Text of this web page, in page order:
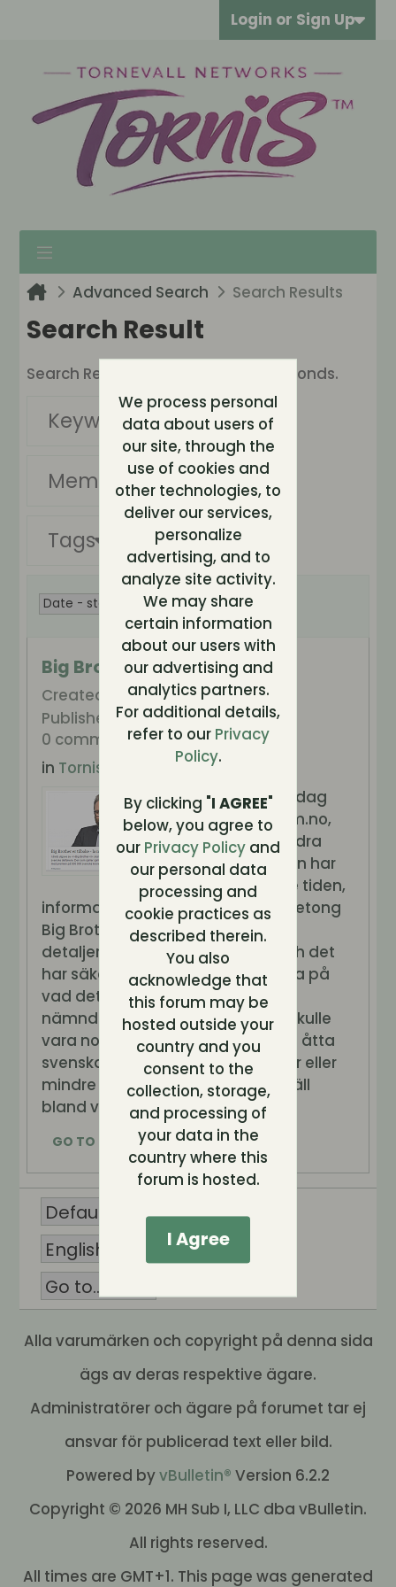
Login or Sign Up
Advanced Search Search Results
Search Result
Search Results: 1 result in 0.0053 seconds.
Keywords
Members
Tags läckor
Big Brother läcker igen!
Created by:
Tornevall
Published: 2015-09-16, 21:35
0 comments
in Tornis Reborn
Strax efter lunch idag
presenterade fem.no,
likväl som alla andra
massmedia redan har
gjort den senaste tiden,
information om höstens stora följetong
Big Brother. Det var bara det att
detaljerna var lite för många - och det
har säkert gjort oss alla lite nyfikna på
vad det är som händer. I artikeln
nämndes att två av deltagarna skulle
vara norska, vilka skulle tävla mot åtta
svenskar, något som tydligen mer eller
mindre har slagit ned med en skräll
bland våra fans runtom i delar...
GO TO POST
Alla varumärken och copyright på denna sida
ägs av deras respektive ägare.
Administratörer och ägare på forumet tar ej
ansvar för publicerad text eller bild.
Powered byvBulletin® Version 6.2.2
Copyright © 2026 MH Sub I, LLC dba vBulletin.
All rights reserved.
All times are GMT+1. This page was generated
We process personal
data about users of
our site, through the
use of cookies and
other technologies, to
deliver our services,
personalize
advertising, and to
analyze site activity.
We may share
certain information
about our users with
our advertising and
analytics partners.
For additional details,
refer to our Privacy
Policy.
By clicking "I AGREE"
below, you agree to
our Privacy Policy and
our personal data
processing and
cookie practices as
described therein.
You also
acknowledge that
this forum may be
hosted outside your
country and you
consent to the
collection, storage,
and processing of
your data in the
country where this
forum is hosted.
I Agree